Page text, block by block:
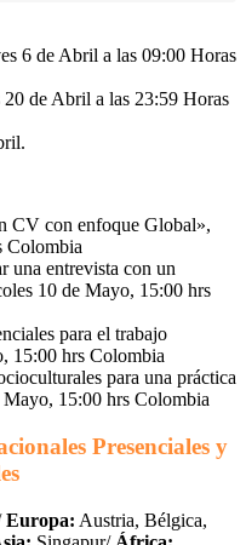
6 de Abril a las 09:00 Horas
20 de Abril a las 23:59 Horas
CV con enfoque Global»,
Colombia
una entrevista con un
10 de Mayo, 15:00 hrs
para el trabajo
15:00 hrs Colombia
para una práctica
15:00 hrs Colombia
Presenciales y
Europa: Austria, Bélgica,